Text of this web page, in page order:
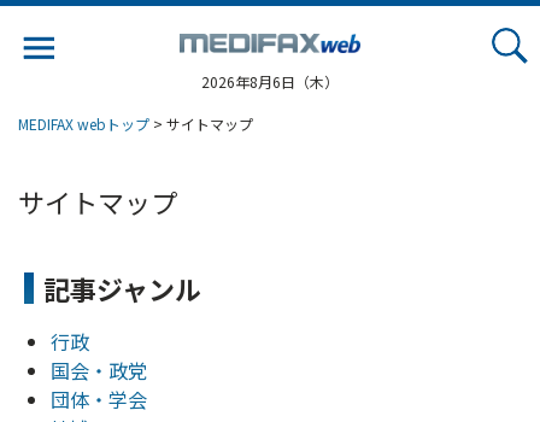
2026年8月6日（木）
MEDIFAX webトップ > サイトマップ
サイトマップ
記事ジャンル
行政
国会・政党
団体・学会